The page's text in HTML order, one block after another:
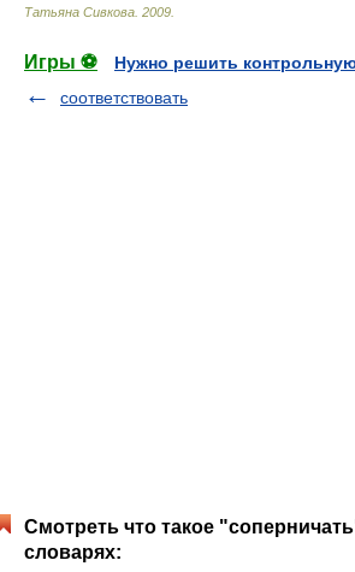
Татьяна Сивкова 2009
Игры ⚽
Нужно решить
соответствовать
Смотреть что такое
словарях: